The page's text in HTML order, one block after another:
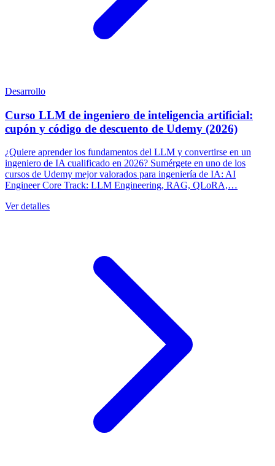
Desarrollo
Curso LLM de ingeniero de inteligencia artificial:
cupón y código de descuento de Udemy (2026)
¿Quiere aprender los fundamentos del LLM y convertirse en un
ingeniero de IA cualificado en 2026? Sumérgete en uno de los
cursos de Udemy mejor valorados para ingeniería de IA: AI
Engineer Core Track: LLM Engineering, RAG, QLoRA,…
Ver detalles